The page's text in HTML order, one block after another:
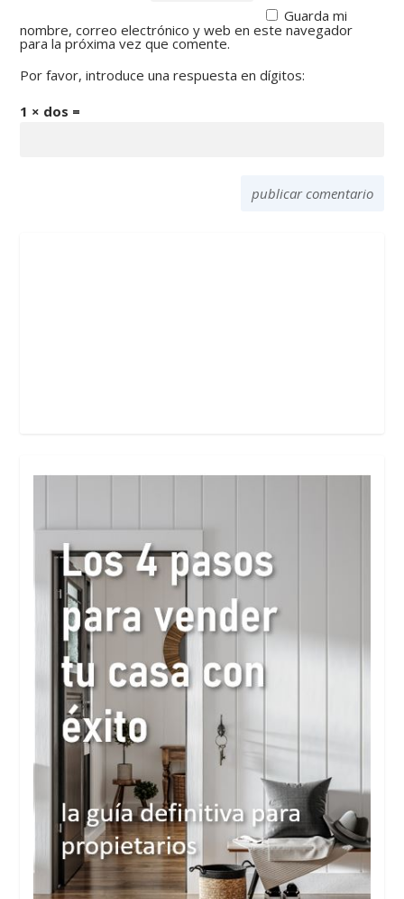
Guarda mi
nombre, correo electrónico y web en este navegador
para la próxima vez que comente.
Por favor, introduce una respuesta en dígitos:
1 × dos =